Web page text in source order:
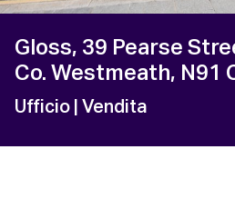
Gloss, 39 Pearse
Co. Westmeath, N91
Ufficio | Vendita